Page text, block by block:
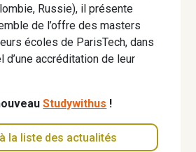
Russie), il présente
de l’offre des masters
écoles de ParisTech, dans
d’une accréditation de leur
Studywithus !
la liste des actualités